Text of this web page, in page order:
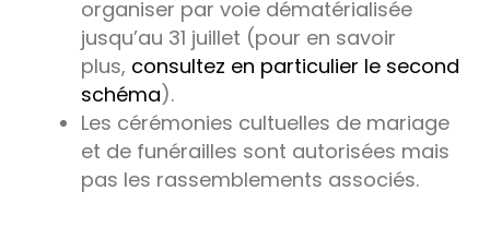
organiser par voie dématérialisée
jusqu’au 31 juillet (pour en savoir
plus, consultez en particulier le second
schéma).
Les cérémonies cultuelles de mariage
et de funérailles sont autorisées mais
pas les rassemblements associés.